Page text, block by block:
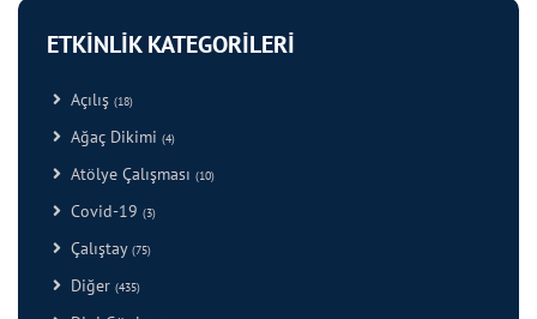
ETKİNLİK KATEGORİLERİ
Açılış (18)
Ağaç Dikimi (4)
Atölye Çalışması (10)
Covid-19 (3)
Çalıştay (75)
Diğer (435)